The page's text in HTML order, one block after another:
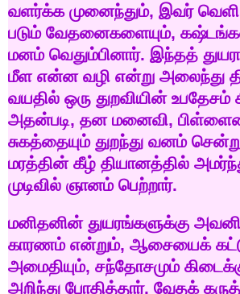
வளர்க்க முனைந்தும், இவர் வெளி
படும் வேதனைகளையும்,
மனம் வெதும்பினார். இந்தத்
மீள என்ன வழி என்று அலைந்து
வயதில் ஒரு துறவியின் உபதேசம்
அதன்படி, தன மனைவி,
சுகத்தையும் துறந்து வனம்
மரத்தின் கீழ் தியானத்தில்
முடிவில் ஞானம் பெற்றார்.
மனிதனின் துயரங்களுக்கு
காரணம் என்றும், ஆசையைக்
அமைதியும், சந்தோசமும்
அறிந்து போதித்தார். வேதக்